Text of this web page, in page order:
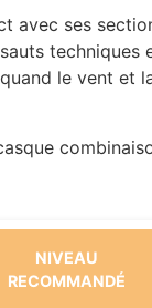
avec ses
techniques
le vent et
NIVEAU
RECOMMANDÉ